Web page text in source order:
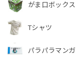
がま口ボックス
Tシャツ
パラパラマンガ